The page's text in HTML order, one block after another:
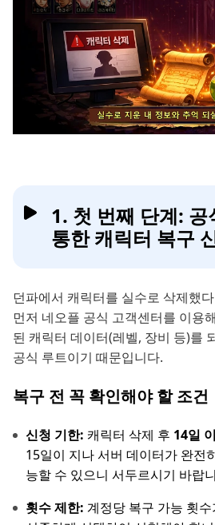
1. 첫 번째 단계:
통한 캐릭터 복구
던파에서 캐릭터를 실수로 삭제했
먼저 네오플 공식 고객센터를 이용
된 캐릭터 데이터(레벨, 장비 등)를
공식 루트이기 때문입니다.
복구 전 꼭 확인해야 할 조건
신청 기한: 캐릭터 삭제 후 14일
15일이 지나 서버 데이터가 완전
능할 수 있으니 서두르시기 바랍
횟수 제한: 계정당 복구 가능 횟